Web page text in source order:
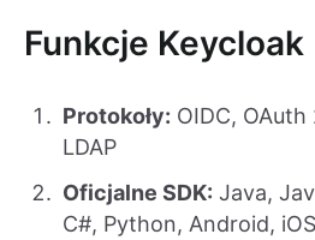
Funkcje Keycloak
Protokoły: OIDC, OAuth
LDAP
Oficjalne SDK: Java,
C#, Python, Android,